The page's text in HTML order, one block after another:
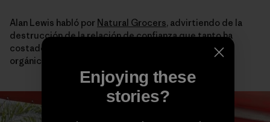
Alan Lewis habló por Natural Grocers, advirtiendo de la
destrucción de la relación de confianza que tanto ha
costado construir con los consumidores del sello
orgánico.
Enjoying these
stories?